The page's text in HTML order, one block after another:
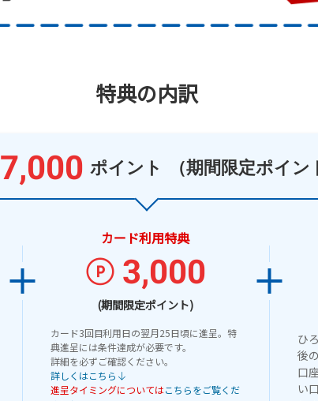
特典の内訳
7,000 ポイント （期間限定ポイン
カード利用特典
3,000
(期間限定ポイント)
カード3回目利用日の翌月25日頃に進呈。特
典進呈には条件達成が必要です。
詳細を必ずご確認ください。
詳しくはこちら
進呈タイミングについてはこちらをご覧くだ
ひ
後
口
い